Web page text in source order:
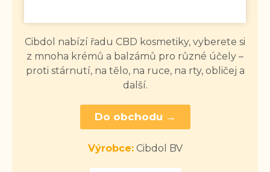
Cibdol nabízí řadu CBD kosmetiky, vyberete si
z mnoha krémů a balzámů pro různé účely –
proti stárnutí, na tělo, na ruce, na rty, obličej a
další.
Do obchodu →
Výrobce:Cibdol BV